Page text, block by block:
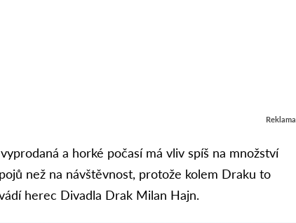
Reklama
a horké počasí má vliv spíš na množství
než na návštěvnost, protože kolem Draku to
herec Divadla Drak Milan Hajn.